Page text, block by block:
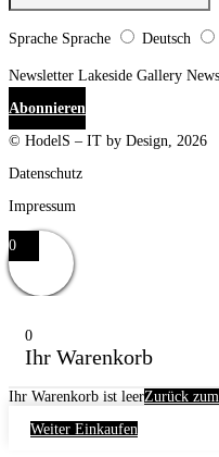
Sprache Sprache Deutsch
Newsletter Lakeside Gallery
Abonnieren
© HodelS – IT by Design, 2026
Datenschutz
Impressum
0
0
Ihr Warenkorb
Ihr Warenkorb ist leerZurück
Weiter Einkaufen